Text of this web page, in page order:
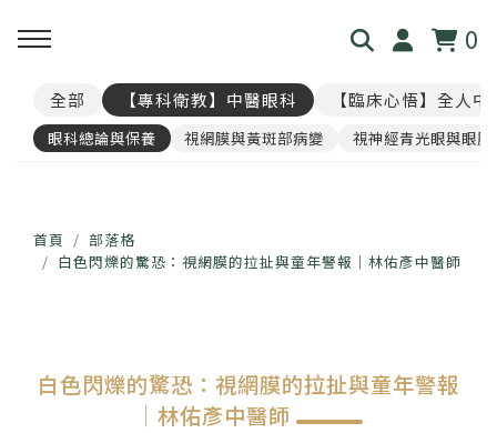
0
回主選單
我是林佑彥
足跡與聲音
回主選單
👁️ 共感・視覺模擬館
📊 天地人．養生儀表板
回主選單
🧘 光流導引．雲端禪房
🎴 指引・身心籤詩
回主選單
看見現象．衛教文章
💊 透視用藥．中西藥典
回主選單
尋找祥峻
全部 【專科衛教】中醫眼科 【臨床心悟】全人中
眼科總論與保養 視網膜與黃斑部病變 視神經青光眼與眼壓
首頁
部落格
白色閃爍的驚恐：視網膜的拉扯與童年警報｜林佑彥中醫師
白色閃爍的驚恐：視網膜的拉扯與童年警報
｜林佑彥中醫師